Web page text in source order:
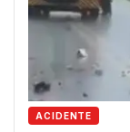
ACIDENTE